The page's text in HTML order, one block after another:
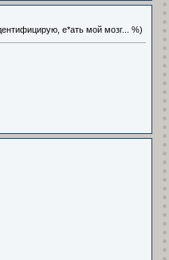
е*ать мой мозг... %)